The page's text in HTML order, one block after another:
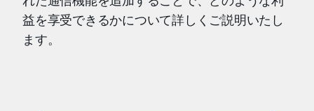
益を享受できるかについて詳しくご説明いたし
ます。